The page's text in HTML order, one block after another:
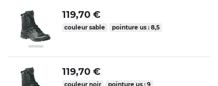
119,70 €
couleur sable pointure us : 8,5
119,70 €
couleur noir pointure us : 9